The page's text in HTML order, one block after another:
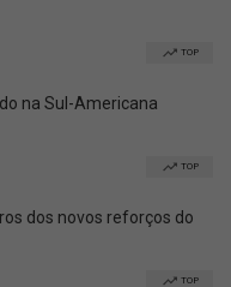
TOP
na Sul-Americana
TOP
dos novos reforços do
TOP